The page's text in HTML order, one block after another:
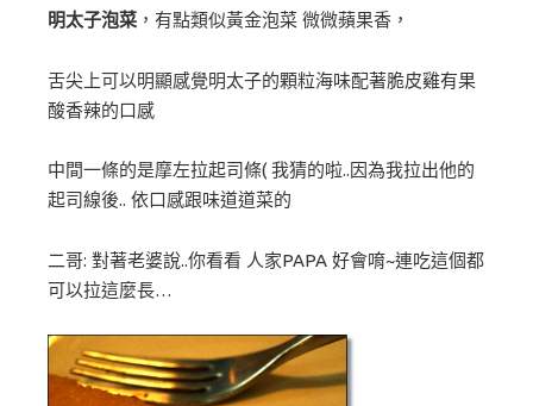
明太子泡菜 ，有點類似黃金泡菜 微微蘋果香，
舌尖上可以明顯感覺明太子的顆粒海味配著脆皮雞有果
酸香辣的口感
中間一條的是摩左拉起司條( 我猜的啦..因為我拉出他的
起司線後.. 依口感跟味道道菜的
二哥: 對著老婆說..你看看 人家PAPA 好會唷~連吃這個都
可以拉這麼長…